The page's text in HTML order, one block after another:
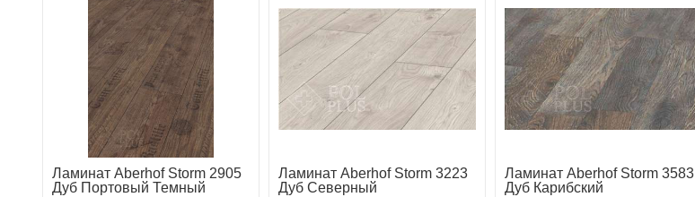
Ламинат Aberhof Storm 2905
Дуб Портовый Темный
Ламинат Aberhof Storm 3223
Дуб Северный
Ламинат Aberhof Storm 3583
Дуб Карибский